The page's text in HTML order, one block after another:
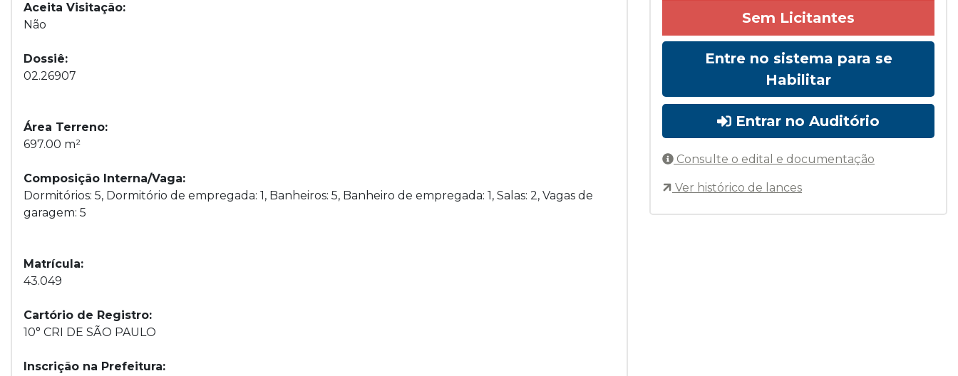
Aceita Visitação:
Não
Dossiê:
02.26907
Área Terreno:
697.00 m²
Composição Interna/Vaga:
Dormitórios: 5, Dormitório de empregada: 1, Banheiros: 5, Banheiro de empregada: 1, Salas: 2, Vagas de
garagem: 5
Matrícula:
43.049
Cartório de Registro:
10° CRI DE SÃO PAULO
Inscrição na Prefeitura:
Sem Licitantes
Entre no sistema para se
Habilitar
Entrar no Auditório
Consulte o edital e documentação
Ver histórico de lances